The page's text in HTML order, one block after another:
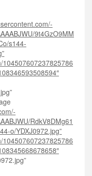
9t4GzO9MM
s144-
RdkV8DMg61
o/YDXJ0972.jpg”